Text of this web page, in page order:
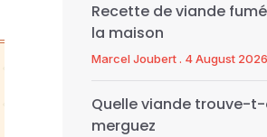
Recette de viande
la maison
Marcel Joubert 4 August 2026
Quelle viande trouve-
merguez